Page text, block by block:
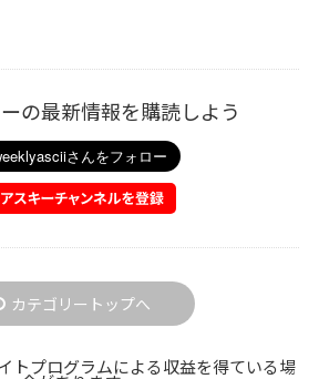
の最新情報を購読しよう
カテゴリートップへ
トプログラムによる収益を得ている場